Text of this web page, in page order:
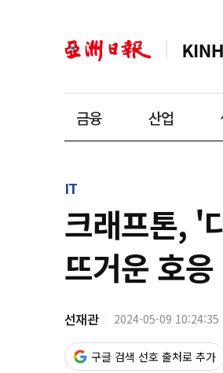
금융 산업
IT
크래프톤, '
뜨거운 호응
선재관 2024-05-09 10:24:35
구글 검색 선호 출처로 추가